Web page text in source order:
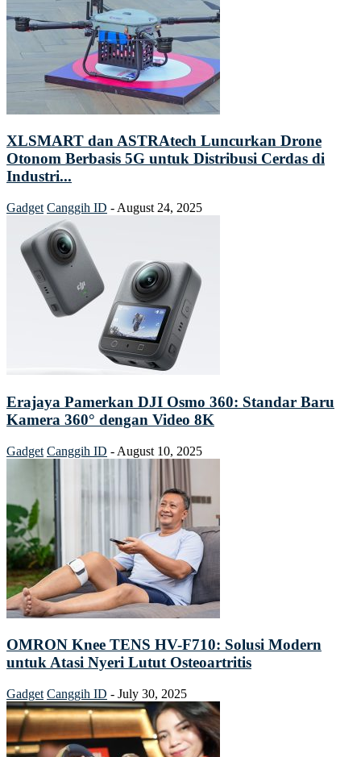
XLSMART dan ASTRAtech Luncurkan Drone
Otonom Berbasis 5G untuk Distribusi Cerdas di
Industri...
Gadget Canggih ID - August 24, 2025
Erajaya Pamerkan DJI Osmo 360: Standar Baru
Kamera 360° dengan Video 8K
Gadget Canggih ID - August 10, 2025
OMRON Knee TENS HV-F710: Solusi Modern
untuk Atasi Nyeri Lutut Osteoartritis
Gadget Canggih ID - July 30, 2025